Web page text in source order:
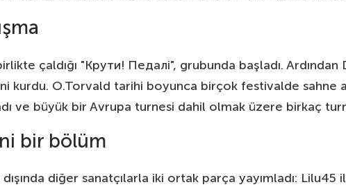
çaldığı "Крути! Педалі", grubunda başladı.
O.Torvald tarihi boyunca birçok festivalde sahne
ve büyük bir Avrupa turnesi dahil olmak üzere birkaç
bir bölüm
diğer sanatçılarla iki ortak parça yayımladı: